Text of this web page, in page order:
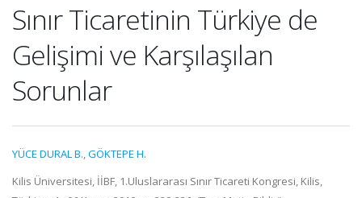
Sınır Ticaretinin Türkiye de
Gelişimi ve Karşılaşılan
Sorunlar
YÜCE DURAL B.,GÖKTEPE H.
Kilis Üniversitesi, İİBF, 1.Uluslararası Sınır Ticareti Kongresi, Kilis,